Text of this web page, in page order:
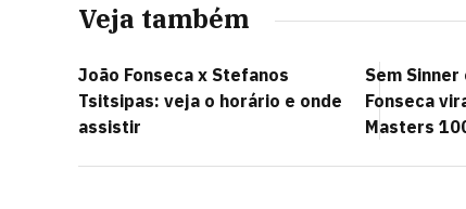
Veja também
João Fonseca x Stefanos
Tsitsipas: veja o horário e onde
assistir
Sem
Fonseca
Masters